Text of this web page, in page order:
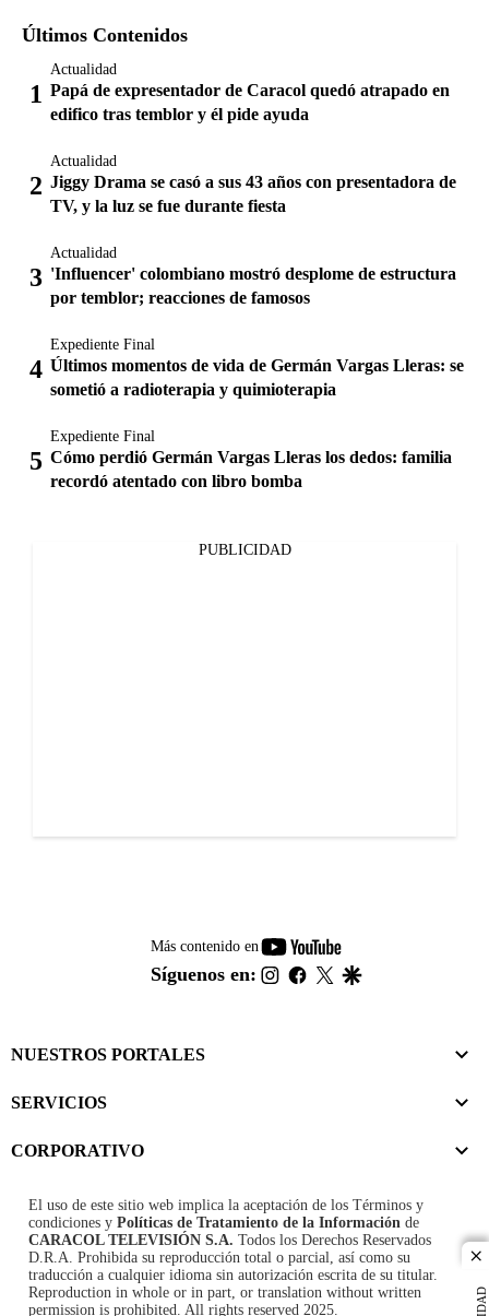
Últimos Contenidos
Actualidad
Papá de expresentador de Caracol quedó atrapado en
edifico tras temblor y él pide ayuda
Actualidad
Jiggy Drama se casó a sus 43 años con presentadora de
TV, y la luz se fue durante fiesta
Actualidad
'Influencer' colombiano mostró desplome de estructura
por temblor; reacciones de famosos
Expediente Final
Últimos momentos de vida de Germán Vargas Lleras: se
sometió a radioterapia y quimioterapia
Expediente Final
Cómo perdió Germán Vargas Lleras los dedos: familia
recordó atentado con libro bomba
PUBLICIDAD
Más contenido en
youtube-
footer
Síguenos en: instagram
facebook
twitter
NUESTROS PORTALES
SERVICIOS
CORPORATIVO
El uso de este sitio web implica la aceptación de los Términos y
condiciones y Políticas de Tratamiento de la Información de
CARACOL TELEVISIÓN S.A. Todos los Derechos Reservados
D.R.A. Prohibida su reproducción total o parcial, así como su
traducción a cualquier idioma sin autorización escrita de su titular.
Reproduction in whole or in part, or translation without written
permission is prohibited. All rights reserved 2025.